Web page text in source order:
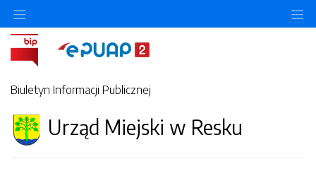
Biuletyn Informacji Publicznej
Urząd Miejski w Resku